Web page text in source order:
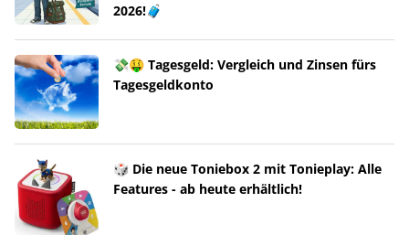
2026!🧳
💸🤑 Tagesgeld: Vergleich und Zinsen fürs
Tagesgeldkonto
🎲 Die neue Toniebox 2 mit Tonieplay: Alle
Features - ab heute erhältlich!